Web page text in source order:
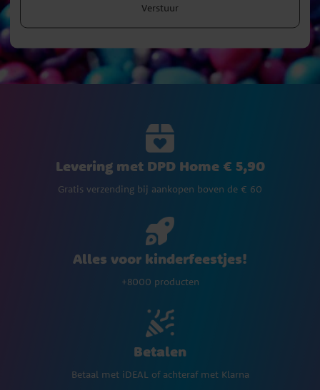
Verstuur
Levering met DPD Home € 5,90
Gratis verzending bij aankopen boven de € 60
Alles voor kinderfeestjes!
+8000 producten
Betalen
Betaal met iDEAL of achteraf met Klarna